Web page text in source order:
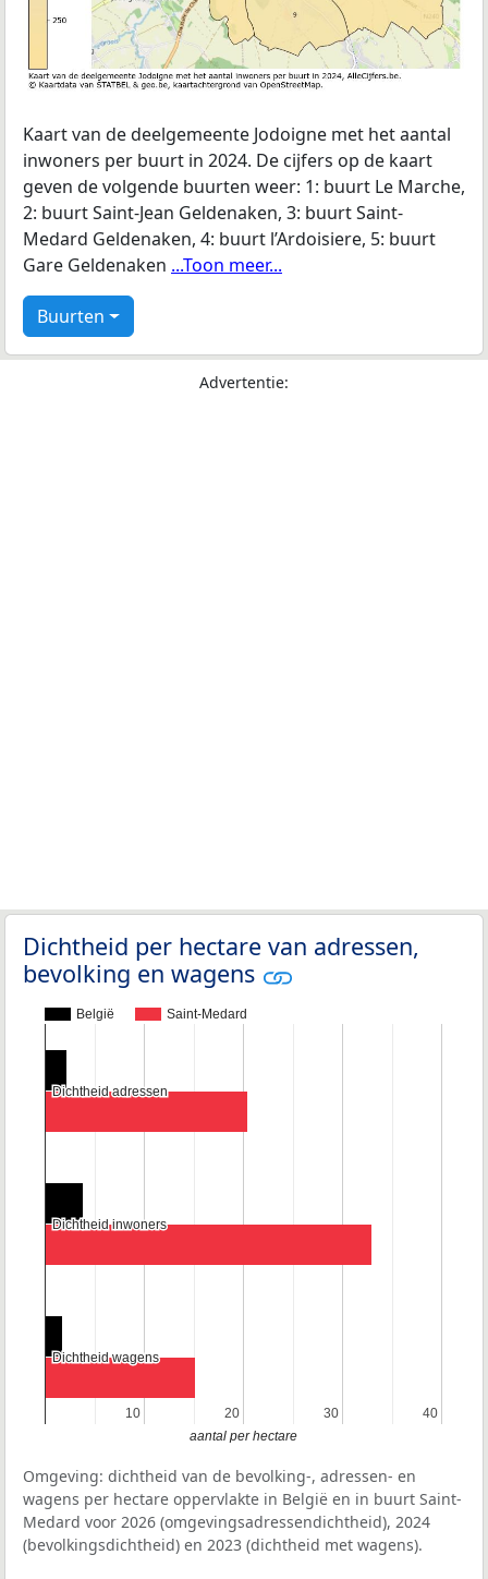
Kaart van de deelgemeente Jodoigne met het aantal
inwoners per buurt in 2024. De cijfers op de kaart
geven de volgende buurten weer: 1: buurt Le Marche,
2: buurt Saint-Jean Geldenaken, 3: buurt Saint-
Medard Geldenaken, 4: buurt l’Ardoisiere, 5: buurt
Gare Geldenaken ...Toon meer...
Buurten
Advertentie:
Dichtheid per hectare van adressen,
bevolking en wagens
België Saint-Medard
10
10 20
20 30
30 40
40
Dichtheid adressen
Dichtheid adressen
Dichtheid inwoners
Dichtheid inwoners
Dichtheid wagens
Dichtheid wagens
aantal per hectare
Omgeving: dichtheid van de bevolking-, adressen- en
wagens per hectare oppervlakte in België en in buurt Saint-
Medard voor 2026 (omgevingsadressendichtheid), 2024
(bevolkingsdichtheid) en 2023 (dichtheid met wagens).